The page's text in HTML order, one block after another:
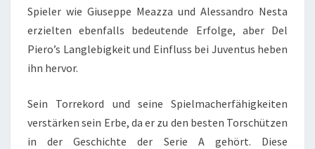
Spieler wie Giuseppe Meazza und Alessandro Nesta
erzielten ebenfalls bedeutende Erfolge, aber Del
Piero’s Langlebigkeit und Einfluss bei Juventus heben
ihn hervor.
Sein Torrekord und seine Spielmacherfähigkeiten
verstärken sein Erbe, da er zu den besten Torschützen
in der Geschichte der Serie A gehört. Diese